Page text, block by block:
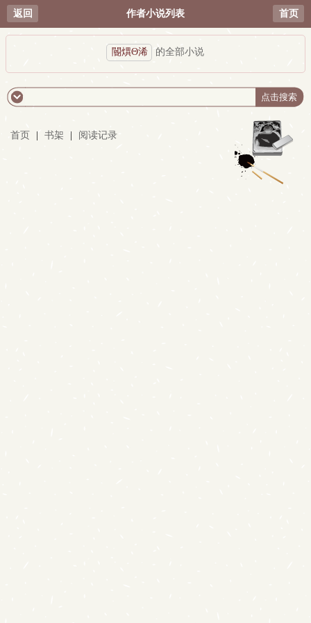
返回 作者小说列表 首页
閽熼Θ浠 的全部小说
首页 书架 阅读记录